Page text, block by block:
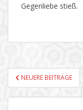
Gegenliebe stieß.
DER
BEITRÄGE
NEUERE BEITRÄGE